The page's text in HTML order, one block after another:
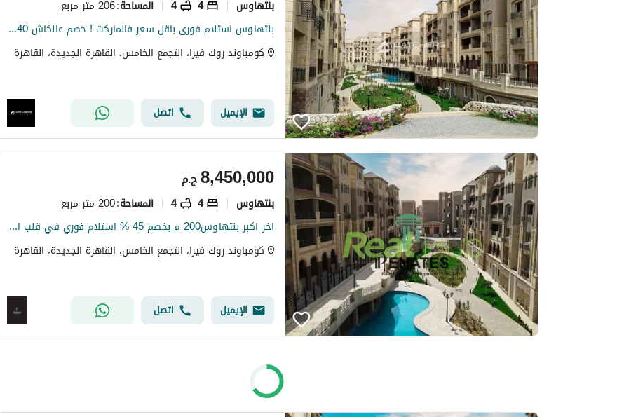
بنتهاوس 4
4 المساحة:206 متر مربع
بنتهاوس استلام فورى باقل سعر فالماركت ! خصم عالكاش 40% في كمبوند روك فيرا بالتجمع الخامس ويوجد نظام تقسيط بمقدم 15% واقساط على 10 سنوات
كومباوند روك فيرا، التجمع الخامس، القاهرة الجديدة، القاهرة
الإيميل اتصل
ج.م8,450,000
بنتهاوس 4
4 المساحة:200 متر مربع
اخر اكبر بنتهاوس200 م بخصم 45 % استلام فوري في قلب التجمع الخامس
كومباوند روك فيرا، التجمع الخامس، القاهرة الجديدة، القاهرة
الإيميل اتصل